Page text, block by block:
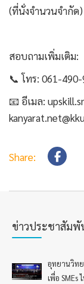
(ที่นั่งจำนวนจำกัด)
สอบถามเพิ่มเติม:
📞 โทร: 061-
📧 อีเมล:
Share:
ข่าวประชาสัมพั
อุทยานวิท
เพื่อ SMEs